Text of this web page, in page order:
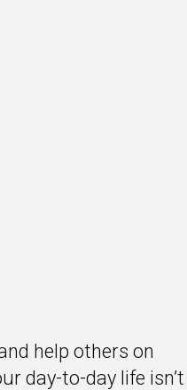
help others on
day-to-day life isn’t